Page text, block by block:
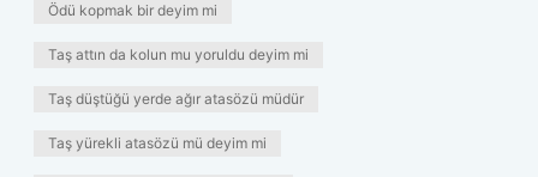
Ödü kopmak bir deyim mi
Taş attın da kolun mu yoruldu deyim mi
Taş düştüğü yerde ağır atasözü müdür
Taş yürekli atasözü mü deyim mi